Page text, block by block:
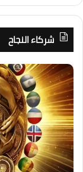
شركاء النجاح